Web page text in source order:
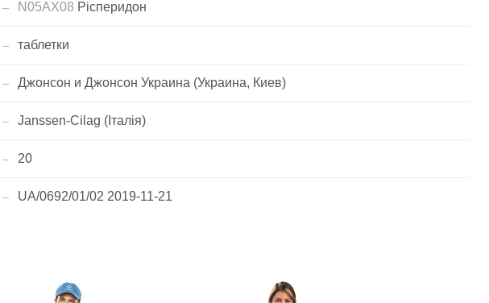
N05AX08 Рісперидон
таблетки
Джонсон и Джонсон Украина (Украина, Киев)
Janssen-Cilag (Італія)
20
UA/0692/01/02 2019-11-21